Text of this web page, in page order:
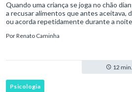
Quando uma criança se joga no chão
a recusar alimentos que antes aceitava,
ou acorda repetidamente durante a
PorRenato Caminha
12 min.
Psicologia